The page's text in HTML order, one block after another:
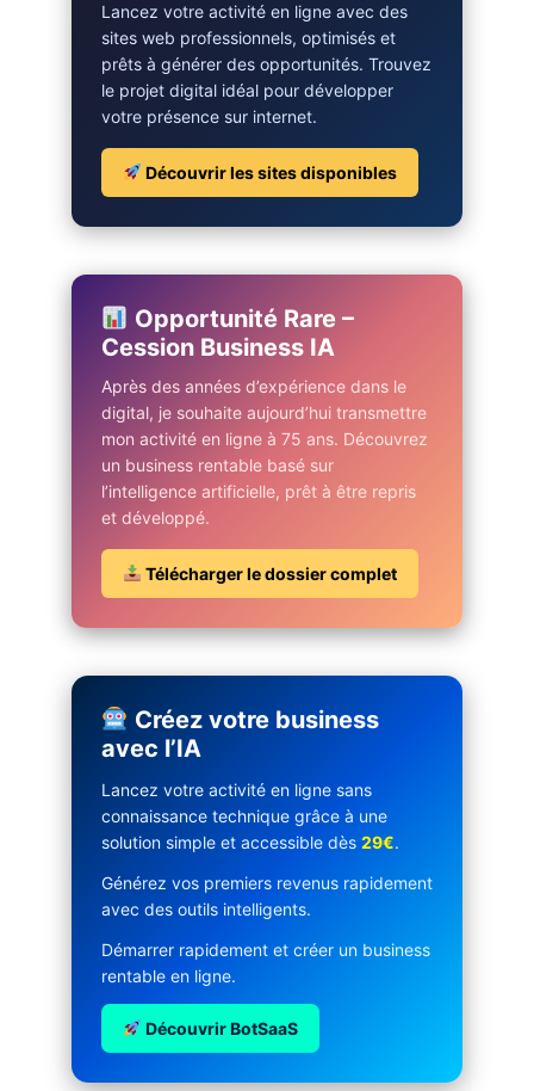
Lancez votre activité en ligne avec des
sites web professionnels, optimisés et
prêts à générer des opportunités. Trouvez
le projet digital idéal pour développer
votre présence sur internet.
Découvrir les sites disponibles
Opportunité Rare –
Cession Business IA
Après des années d’expérience dans le
digital, je souhaite aujourd’hui transmettre
mon activité en ligne à 75 ans. Découvrez
un business rentable basé sur
l’intelligence artificielle, prêt à être repris
et développé.
Télécharger le dossier complet
Créez votre business
avec l’IA
Lancez votre activité en ligne sans
connaissance technique grâce à une
solution simple et accessible dès 29€.
Générez vos premiers revenus rapidement
avec des outils intelligents.
Démarrer rapidement et créer un business
rentable en ligne.
Découvrir BotSaaS